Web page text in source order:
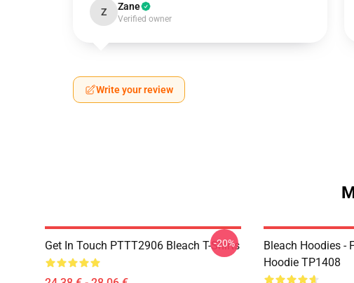
Z Zane
Verified owner
Write your review
Get In Touch PTTT2906 Bleach T-Shirts
-20%
Bleach Hoodies -
Hoodie TP1408